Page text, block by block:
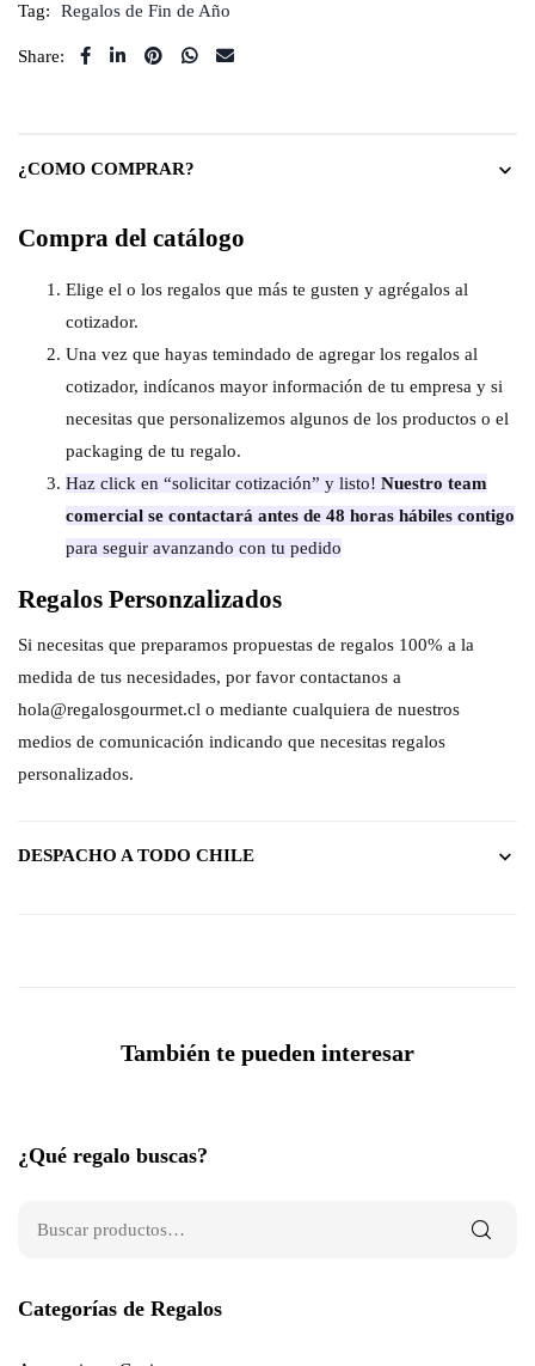
Tag: Regalos de Fin de Año
Share:
¿COMO COMPRAR?
Compra del catálogo
Elige el o los regalos que más te gusten y agrégalos al
cotizador.
Una vez que hayas temindado de agregar los regalos al
cotizador, indícanos mayor información de tu empresa y si
necesitas que personalizemos algunos de los productos o el
packaging de tu regalo.
Haz click en “solicitar cotización” y listo! Nuestro team
comercial se contactará antes de 48 horas hábiles contigo
para seguir avanzando con tu pedido
Regalos Personzalizados
Si necesitas que preparamos propuestas de regalos 100% a la
medida de tus necesidades, por favor contactanos a
hola@regalosgourmet.cl o mediante cualquiera de nuestros
medios de comunicación indicando que necesitas regalos
personalizados.
DESPACHO A TODO CHILE
También te pueden interesar
¿Qué regalo buscas?
Categorías de Regalos